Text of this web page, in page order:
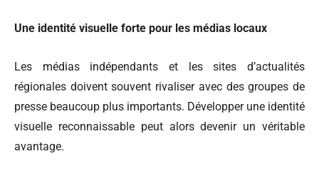
Une identité visuelle forte pour les médias locaux
Les médias indépendants et les sites d’actualités
régionales doivent souvent rivaliser avec des groupes de
presse beaucoup plus importants. Développer une identité
visuelle reconnaissable peut alors devenir un véritable
avantage.